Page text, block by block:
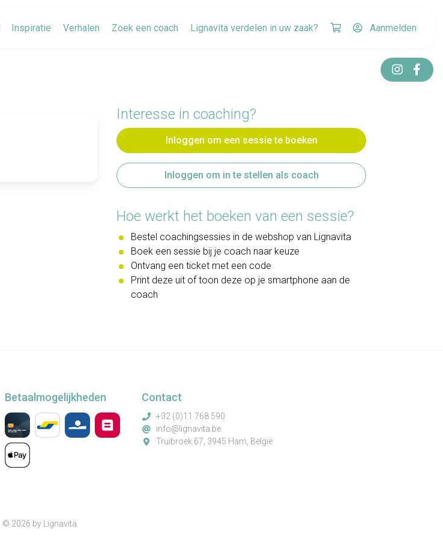
Inspiratie Verhalen Zoek een coach Lignavita verdelen in uw zaak? Aanmelden
Interesse in coaching?
Inloggen om een sessie te boeken
Inloggen om in te stellen als coach
Hoe werkt het boeken van een sessie?
Bestel coachingsessies in de webshop van Lignavita
Boek een sessie bij je coach naar keuze
Ontvang een ticket met een code
Print deze uit of toon deze op je smartphone aan de
coach
Betaalmogelijkheden Contact
+32 (0)11 768 590
info@lignavita.be
Truibroek 67, 3945 Ham, België
© 2026 by Lignavita